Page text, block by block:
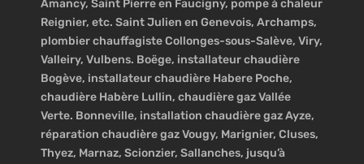
Amancy, Saint Pierre en Faucigny, pompe à chaleur
Reignier, etc. Saint Julien en Genevois, Archamps,
plombier chauffagiste Collonges-sous-Salève, Viry,
Valleiry, Vulbens. Boëge, installateur chaudière
Bogève, installateur chaudière Habere Poche,
chaudière Habère Lullin, chaudière gaz Vallée
Verte. Bonneville, installation chaudière gaz Ayze,
réparation chaudière gaz Vougy, Marignier, Cluses,
Thyez, Marnaz, Scionzier, Sallanches, jusqu’à